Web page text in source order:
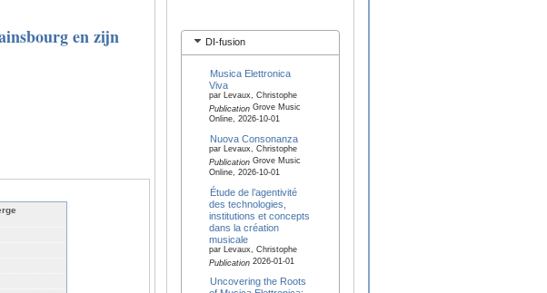
en zijn
DI-fusion
Musica Elettronica
Viva
par Levaux, Christophe
PublicationGrove Music
Online, 2026-10-01
Nuova Consonanza
par Levaux, Christophe
PublicationGrove Music
Online, 2026-10-01
Étude de l’agentivité
des technologies,
institutions et concepts
dans la création
musicale
par Levaux, Christophe
Publication2026-01-01
Uncovering the Roots